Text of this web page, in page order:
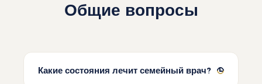
Общие вопросы
Какие состояния лечит семейный врач?